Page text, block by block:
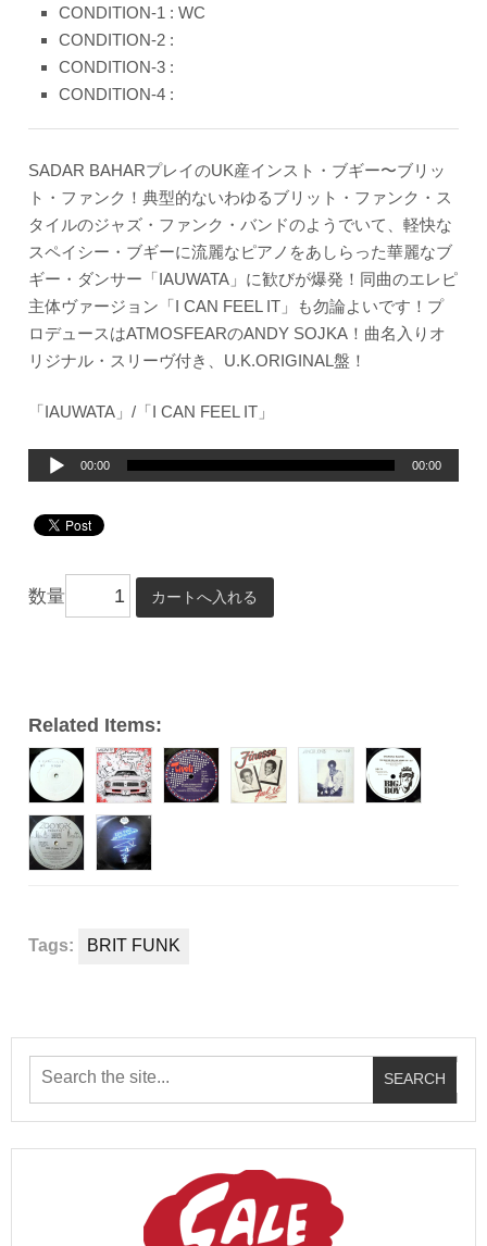
CONDITION-1 : WC
CONDITION-2 :
CONDITION-3 :
CONDITION-4 :
SADAR BAHARプレイのUK産インスト・ブギー〜ブリッ
ト・ファンク！典型的ないわゆるブリット・ファンク・ス
タイルのジャズ・ファンク・バンドのようでいて、軽快な
スペイシー・ブギーに流麗なピアノをあしらった華麗なブ
ギー・ダンサー「IAUWATA」に歓びが爆発！同曲のエレピ
主体ヴァージョン「I CAN FEEL IT」も勿論よいです！プ
ロデュースはATMOSFEARのANDY SOJKA！曲名入りオ
リジナル・スリーヴ付き、U.K.ORIGINAL盤！
「IAUWATA」/「I CAN FEEL IT」
プ
ヤ
00:00 00:00
数量
Related Items:
Tags: BRIT FUNK